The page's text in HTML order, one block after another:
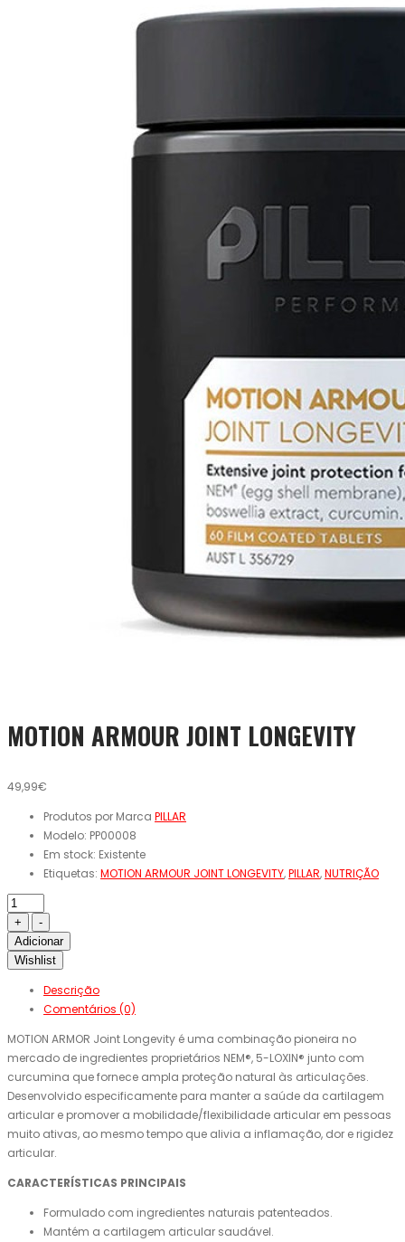
MOTION ARMOUR JOINT LONGEVITY
49,99€
Produtos por Marca PILLAR
Modelo: PP00008
Em stock: Existente
Etiquetas: MOTION ARMOUR JOINT LONGEVITY,PILLAR,NUTRIÇÃO
Adicionar
Wishlist
Descrição
Comentários (0)
MOTION ARMOR Joint Longevity é uma combinação pioneira no
mercado de ingredientes proprietários NEM®, 5-LOXIN® junto com
curcumina que fornece ampla proteção natural às articulações.
Desenvolvido especificamente para manter a saúde da cartilagem
articular e promover a mobilidade/flexibilidade articular em pessoas
muito ativas, ao mesmo tempo que alivia a inflamação, dor e rigidez
articular.
CARACTERÍSTICAS PRINCIPAIS
Formulado com ingredientes naturais patenteados.
Mantém a cartilagem articular saudável.